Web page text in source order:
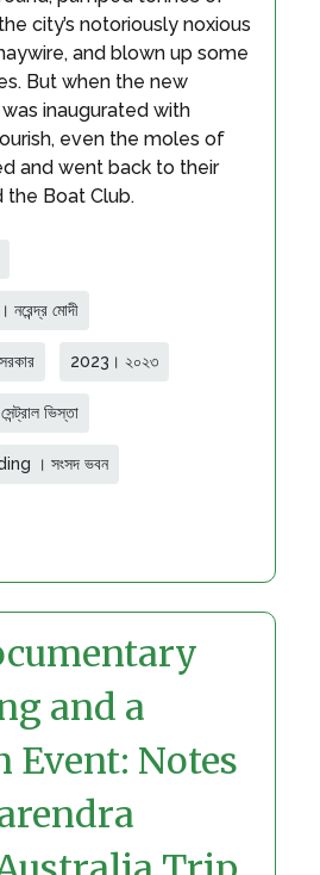
city’s notoriously noxious
and blown up some
But when the new
was inaugurated with
even the moles of
and went back to their
the Boat Club.
মোদী
2023। ২০২৩
ভিস্তা
। সংসদ ভবন
and a
Event: Notes